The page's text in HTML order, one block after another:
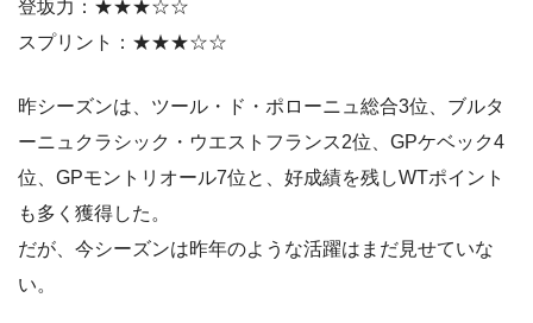
登坂力：★★★☆☆
スプリント：★★★☆☆
昨シーズンは、ツール・ド・ポローニュ総合3位、ブルタ
ーニュクラシック・ウエストフランス2位、GPケベック4
位、GPモントリオール7位と、好成績を残しWTポイント
も多く獲得した。
だが、今シーズンは昨年のような活躍はまだ見せていな
い。